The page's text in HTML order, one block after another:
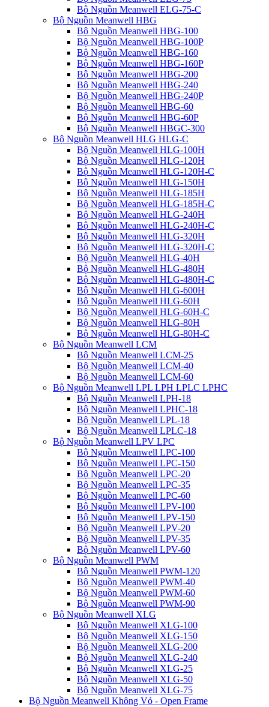
Bộ Nguồn Meanwell ELG-75-C
Bộ Nguồn Meanwell HBG
Bộ Nguồn Meanwell HBG-100
Bộ Nguồn Meanwell HBG-100P
Bộ Nguồn Meanwell HBG-160
Bộ Nguồn Meanwell HBG-160P
Bộ Nguồn Meanwell HBG-200
Bộ Nguồn Meanwell HBG-240
Bộ Nguồn Meanwell HBG-240P
Bộ Nguồn Meanwell HBG-60
Bộ Nguồn Meanwell HBG-60P
Bộ Nguồn Meanwell HBGC-300
Bộ Nguồn Meanwell HLG HLG-C
Bộ Nguồn Meanwell HLG-100H
Bộ Nguồn Meanwell HLG-120H
Bộ Nguồn Meanwell HLG-120H-C
Bộ Nguồn Meanwell HLG-150H
Bộ Nguồn Meanwell HLG-185H
Bộ Nguồn Meanwell HLG-185H-C
Bộ Nguồn Meanwell HLG-240H
Bộ Nguồn Meanwell HLG-240H-C
Bộ Nguồn Meanwell HLG-320H
Bộ Nguồn Meanwell HLG-320H-C
Bộ Nguồn Meanwell HLG-40H
Bộ Nguồn Meanwell HLG-480H
Bộ Nguồn Meanwell HLG-480H-C
Bộ Nguồn Meanwell HLG-600H
Bộ Nguồn Meanwell HLG-60H
Bộ Nguồn Meanwell HLG-60H-C
Bộ Nguồn Meanwell HLG-80H
Bộ Nguồn Meanwell HLG-80H-C
Bộ Nguồn Meanwell LCM
Bộ Nguồn Meanwell LCM-25
Bộ Nguồn Meanwell LCM-40
Bộ Nguồn Meanwell LCM-60
Bộ Nguồn Meanwell LPL LPH LPLC LPHC
Bộ Nguồn Meanwell LPH-18
Bộ Nguồn Meanwell LPHC-18
Bộ Nguồn Meanwell LPL-18
Bộ Nguồn Meanwell LPLC-18
Bộ Nguồn Meanwell LPV LPC
Bộ Nguồn Meanwell LPC-100
Bộ Nguồn Meanwell LPC-150
Bộ Nguồn Meanwell LPC-20
Bộ Nguồn Meanwell LPC-35
Bộ Nguồn Meanwell LPC-60
Bộ Nguồn Meanwell LPV-100
Bộ Nguồn Meanwell LPV-150
Bộ Nguồn Meanwell LPV-20
Bộ Nguồn Meanwell LPV-35
Bộ Nguồn Meanwell LPV-60
Bộ Nguồn Meanwell PWM
Bộ Nguồn Meanwell PWM-120
Bộ Nguồn Meanwell PWM-40
Bộ Nguồn Meanwell PWM-60
Bộ Nguồn Meanwell PWM-90
Bộ Nguồn Meanwell XLG
Bộ Nguồn Meanwell XLG-100
Bộ Nguồn Meanwell XLG-150
Bộ Nguồn Meanwell XLG-200
Bộ Nguồn Meanwell XLG-240
Bộ Nguồn Meanwell XLG-25
Bộ Nguồn Meanwell XLG-50
Bộ Nguồn Meanwell XLG-75
Bộ Nguồn Meanwell Không Vỏ - Open Frame